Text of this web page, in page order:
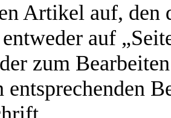
Artikel auf, den
auf
zum
entsprechenden